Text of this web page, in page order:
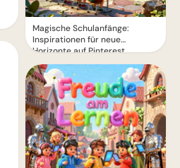
Magische Schulanfänge:
Inspirationen für neue
Horizonte auf Pinterest